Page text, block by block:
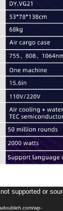
supported or
wp-